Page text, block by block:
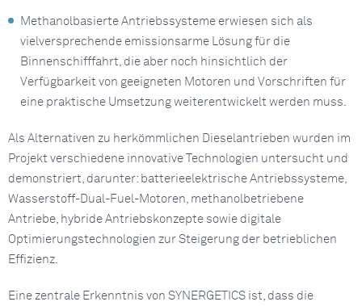
Methanolbasierte Antriebssysteme erwiesen sich als
vielversprechende emissionsarme Lösung für die
Binnenschifffahrt, die aber noch hinsichtlich der
Verfügbarkeit von geeigneten Motoren und Vorschriften für
eine praktische Umsetzung weiterentwickelt werden muss.
Als Alternativen zu herkömmlichen Dieselantrieben wurden im
Projekt verschiedene innovative Technologien untersucht und
demonstriert, darunter: batterieelektrische Antriebssysteme,
Wasserstoff-Dual-Fuel-Motoren, methanolbetriebene
Antriebe, hybride Antriebskonzepte sowie digitale
Optimierungstechnologien zur Steigerung der betrieblichen
Effizienz.
Eine zentrale Erkenntnis von SYNERGETICS ist, dass die